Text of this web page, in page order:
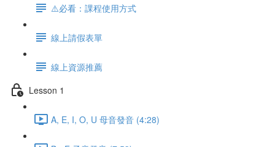
⚠️必看：課程使用方式
線上請假表單
線上資源推薦
Lesson 1
A, E, I, O, U 母音發音 (4:28)